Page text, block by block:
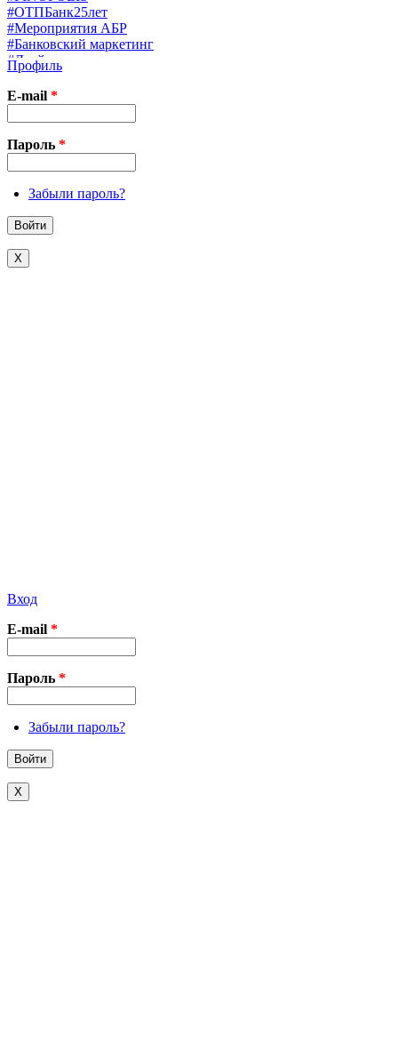
#ОТПБанк25лет
#Мероприятия АБР
#Банковский маркетинг
#Драйверы страхования
#Финконгресс ЦБ
#PB&WM
#UX/CX
#Экосистемы
X
Профиль
E-mail *
Пароль *
Забыли пароль?
X
Вход
E-mail *
Пароль *
Забыли пароль?
X